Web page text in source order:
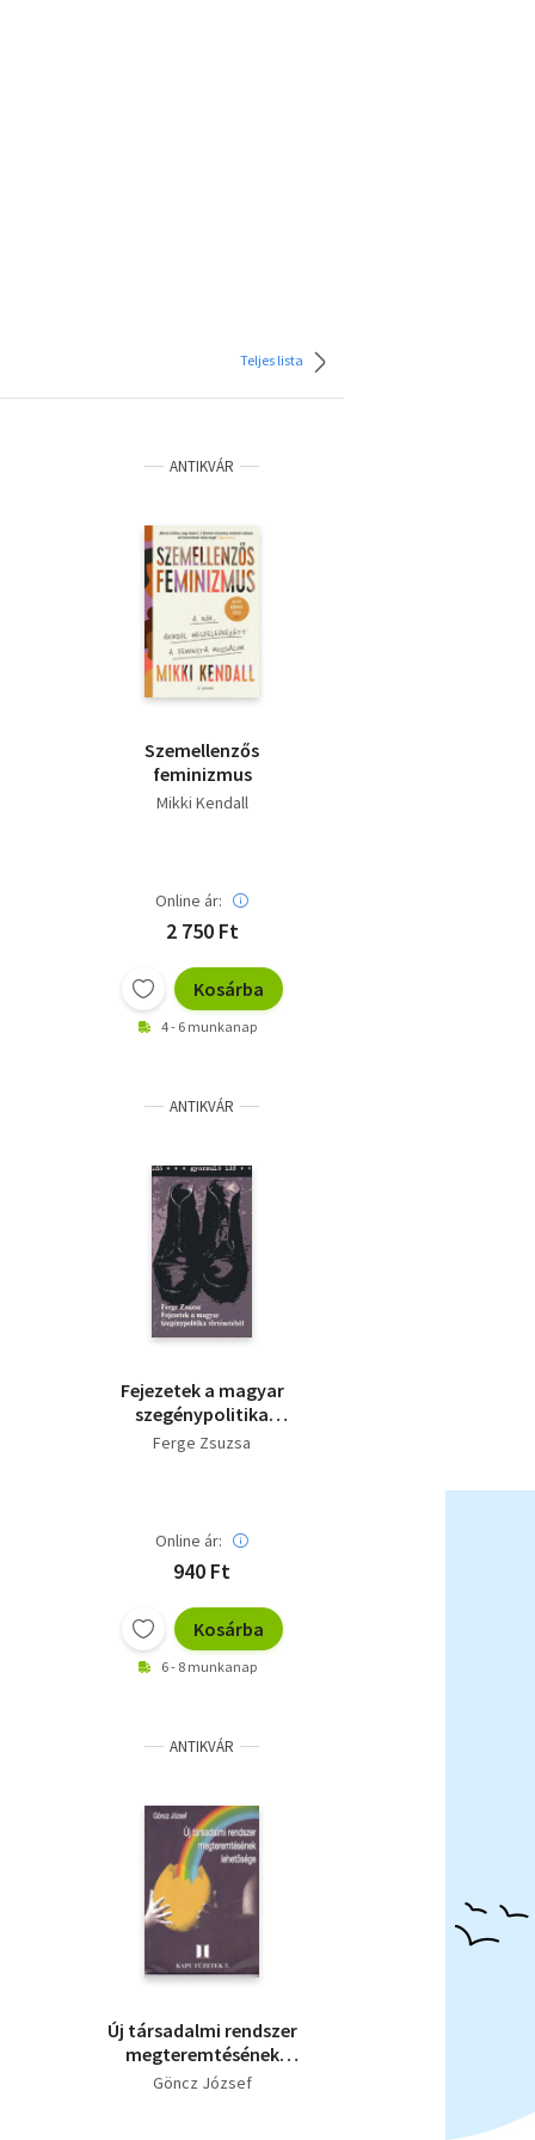
Teljes lista
ANTIKVÁR
Szemellenzős
feminizmus
Mikki Kendall
Online ár:
2 750 Ft
Kosárba
4 - 6 munkanap
ANTIKVÁR
Fejezetek a magyar
szegénypolitika
történetéből
Ferge Zsuzsa
Online ár:
940 Ft
Kosárba
6 - 8 munkanap
ANTIKVÁR
Új társadalmi rendszer
megteremtésének
lehetősége
Göncz József